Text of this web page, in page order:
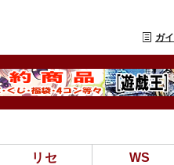
ガ
格安
リセ WS